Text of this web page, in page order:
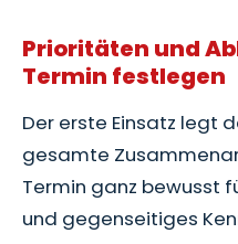
Prioritäten und
Termin festlegen
Der erste Einsatz legt
gesamte
Termin ganz bewusst
und gegenseitiges